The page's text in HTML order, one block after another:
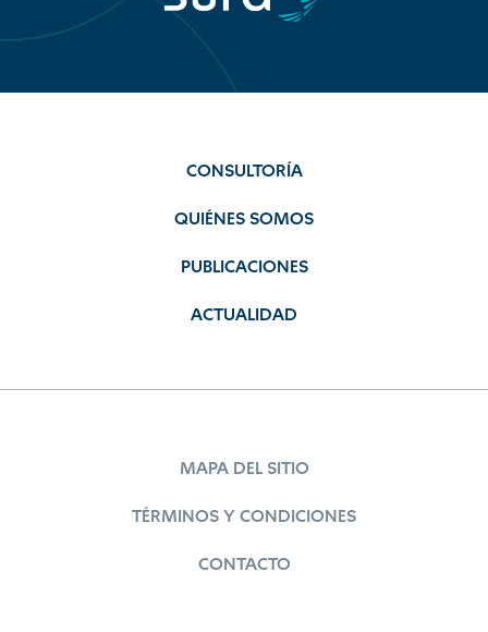
CONSULTORÍA
QUIÉNES SOMOS
PUBLICACIONES
ACTUALIDAD
MAPA DEL SITIO
TÉRMINOS Y CONDICIONES
CONTACTO